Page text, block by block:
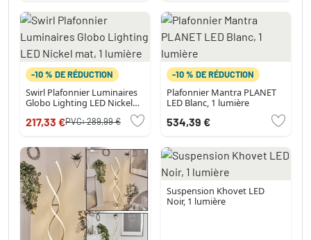
-10 % DE RÉDUCTION
Swirl Plafonnier Luminaires
Globo Lighting LED Nickel
217,33 €PVC:289,99 €
-10 % DE RÉDUCTION
Plafonnier Mantra PLANET
LED Blanc, 1 lumière
534,39 €
Suspension Khovet LED
Noir, 1 lumière